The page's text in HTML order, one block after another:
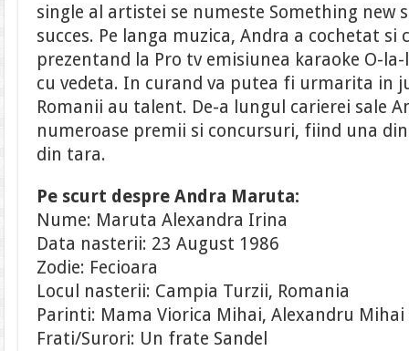
single al artistei se numeste Something new
succes. Pe langa muzica, Andra a cochetat si
prezentand la Pro tv emisiunea karaoke O-la-
cu vedeta. In curand va putea fi urmarita in
Romanii au talent. De-a lungul carierei sale
numeroase premii si concursuri, fiind una
din tara.
Pe scurt despre Andra Maruta:
Nume: Maruta Alexandra Irina
Data nasterii: 23 August 1986
Zodie: Fecioara
Locul nasterii: Campia Turzii, Romania
Parinti: Mama Viorica Mihai, Alexandru Mihai
Frati/Surori: Un frate Sandel